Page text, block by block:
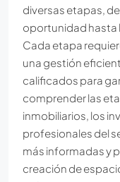
diversas etapas,
oportunidad hasta
Cada etapa
una gestión
calificados para
comprender las
inmobiliarios, los
profesionales del
más informadas y
creación de